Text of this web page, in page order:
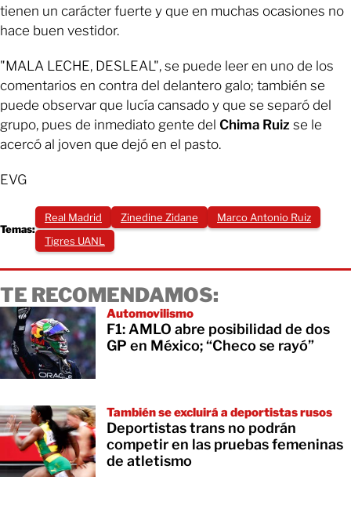
tienen un carácter fuerte y que en muchas ocasiones no
hace buen vestidor.
"MALA LECHE, DESLEAL", se puede leer en uno de los
comentarios en contra del delantero galo; también se
puede observar que lucía cansado y que se separó del
grupo, pues de inmediato gente del Chima Ruiz se le
acercó al joven que dejó en el pasto.
EVG
Temas:
Real Madrid Zinedine Zidane
Marco Antonio Ruiz
Tigres UANL
TE RECOMENDAMOS:
Automovilismo
F1: AMLO abre posibilidad de dos
GP en México; “Checo se rayó”
También se excluirá a deportistas rusos
Deportistas trans no podrán
competir en las pruebas femeninas
de atletismo